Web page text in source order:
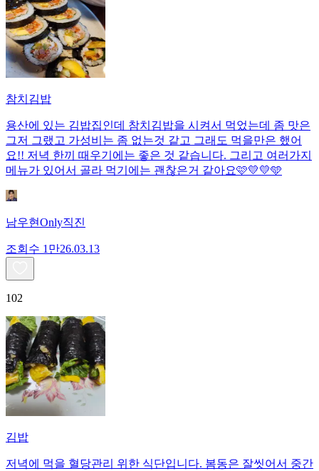
참치김밥
용산에 있는 김밥집인데 참치김밥을 시켜서 먹었는데 좀 맛은
그저 그랬고 가성비는 좀 없는것 같고 그래도 먹을만은 했어
요!! 저녁 한끼 때우기에는 좋은 것 같습니다. 그리고 여러가지
메뉴가 있어서 골라 먹기에는 괜찮은거 같아요🩷💛💛🩵
남우현Only직진
조회수 1만26.03.13
102
김밥
저녁에 먹을 혈당관리 위한 식단입니다. 봄동은 잘씻어서 중간